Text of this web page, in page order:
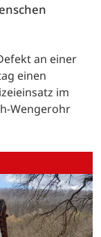
an einer
einen
im
Wengerohr